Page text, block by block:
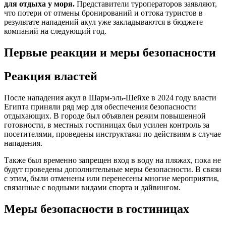
для отдыха у моря. Представители туроператоров заявляют,
что потери от отмены бронирований и оттока туристов в
результате нападений акул уже закладываются в бюджете
компаний на следующий год.
Первые реакции и меры безопасности
Реакция властей
После нападения акул в Шарм-эль-Шейхе в 2024 году власти
Египта приняли ряд мер для обеспечения безопасности
отдыхающих. В городе был объявлен режим повышенной
готовности, в местных гостиницах был усилен контроль за
посетителями, проведены инструктажи по действиям в случае
нападения.
Также был временно запрещен вход в воду на пляжах, пока не
будут проведены дополнительные меры безопасности. В связи
с этим, были отменены или перенесены многие мероприятия,
связанные с водными видами спорта и дайвингом.
Меры безопасности в гостиницах